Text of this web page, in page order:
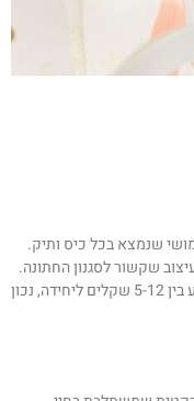
שנמצא בכל כיס ותיק.
שקשור לסגנון החתונה.
זו מתנה שתישאר רלוונטית לאורך זמן. המחיר נע בין 5-12 שקלים ליחידה, נכון